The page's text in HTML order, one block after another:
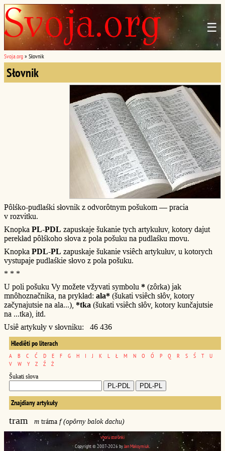
☰
Svoja.org » Słovnik
Słovnik
Pôlśko-pudlaśki słovnik z odvorôtnym pošukom — pracia
v rozvitku.
Knopka PL-PDL zapuskaje šukanie tych artykułuv, kotory dajut
perekład pôlśkoho słova z pola pošuku na pudlaśku movu.
Knopka PDL-PL zapuskaje šukanie vsiêch artykułuv, u kotorych
vystupaje pudlaśkie słovo z pola pošuku.
* * *
U poli pošuku Vy možete vžyvati symbolu * (zôrka) jak
mnôhoznačnika, na prykład: ala* (šukati vsiêch słôv, kotory
začynajutsie na ala...), *tka (šukati vsiêch słôv, kotory kunčajutsie
na ...tka), itd.
Usiê artykuły v słovniku: 46 436
Hlediêti po literach
A B C Ć D E F G H I J K L Ł M N O Ó P Q R S Ś T
U
V
W Y Z Ź Ż
Šukati słova
Znajdiany artykuły
tram m tráma f (opôrny balok dachu)
vhoru storônki
Copyright © 2007-2026 byJan Maksymiuk